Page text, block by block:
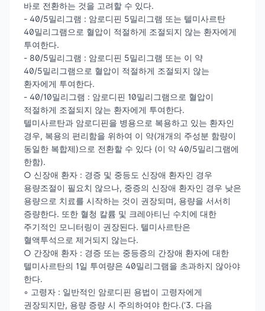
바로 전환하는 것을 고려할 수 있다.
- 40/5밀리그램 : 암로디핀 5밀리그램 또는 텔미사르탄
40밀리그램으로 혈압이 적절하게 조절되지 않는 환자에게
투여한다.
- 80/5밀리그램 : 암로디핀 5밀리그램 또는 이 약
40/5밀리그램으로 혈압이 적절하게 조절되지 않는
환자에게 투여한다.
- 40/10밀리그램 : 암로디핀 10밀리그램으로 혈압이
적절하게 조절되지 않는 환자에게 투여한다.
텔미사르탄과 암로디핀을 병용으로 복용하고 있는 환자인
경우, 복용의 편리함을 위하여 이 약(개개의 주성분 함량이
동일한 복합제)으로 전환할 수 있다 (이 약 40/5밀리그램에
한함).
○ 신장애 환자 : 경증 및 중등도 신장애 환자인 경우
용량조절이 필요치 않으나, 중증의 신장애 환자인 경우 낮은
용량으로 치료를 시작하는 것이 권장되며, 용량을 서서히
증량한다. 또한 혈청 칼륨 및 크레아티닌 수치에 대한
주기적인 모니터링이 권장된다. 텔미사르탄은
혈액투석으로 제거되지 않는다.
○ 간장애 환자 : 경증 또는 중등증의 간장애 환자에 대한
텔미사르탄의 1일 투여량은 40밀리그램을 초과하지 않아야
한다.
◦ 고령자 : 일반적인 암로디핀 용법이 고령자에게
권장되지만, 용량 증량 시 주의하여야 한다.(‘3. 다음